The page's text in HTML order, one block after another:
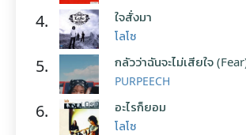
4. ใจสั่งมา
โลโซ
5. กลัวว่าฉันจะไม่เสียใจ
PURPEECH
6. อะไรก็ยอม
โลโซ